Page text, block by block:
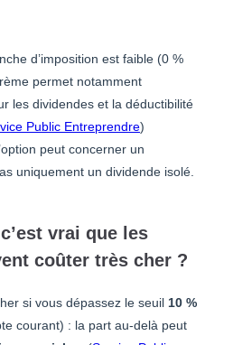
d’imposition est faible (0 %
permet notamment
les dividendes et la déductibilité
Public Entreprendre)
peut concerner un
uniquement un dividende isolé.
vrai que les
coûter très cher ?
si vous dépassez le seuil 10 %
courant) : la part au-delà peut